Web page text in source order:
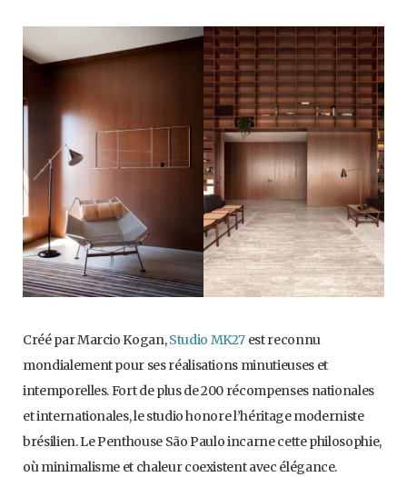
Créé par Marcio Kogan,Studio MK27 est reconnu
mondialement pour ses réalisations minutieuses et
intemporelles. Fort de plus de 200 récompenses nationales
et internationales, le studio honore l’héritage moderniste
brésilien. Le Penthouse São Paulo incarne cette philosophie,
où minimalisme et chaleur coexistent avec élégance.